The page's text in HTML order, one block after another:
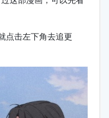
点击左下角去追更